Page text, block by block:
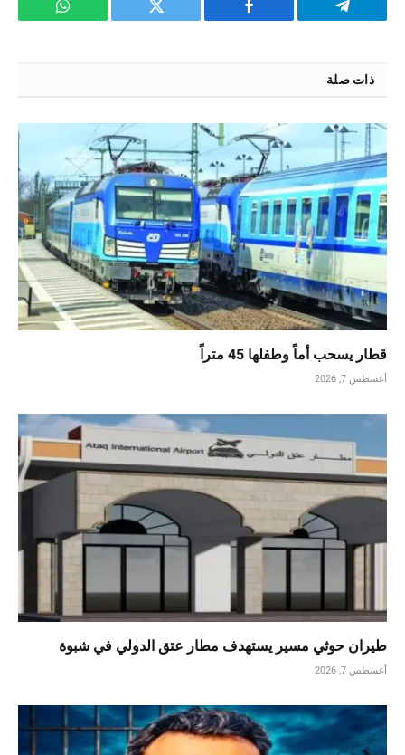
تيلقرام فيسبوك تويتر واتساب
ذات صلة
قطار يسحب أماً وطفلها 45 متراً
أغسطس 7, 2026
طيران حوثي مسير يستهدف مطار عتق الدولي في شبوة
أغسطس 7, 2026